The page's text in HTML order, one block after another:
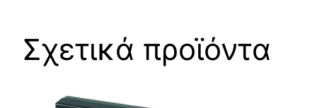
Σχετικά προϊόντα